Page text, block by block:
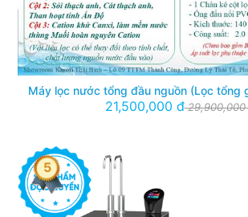
Máy lọc nước tổng đầu nguồn (Lọc tổng
21,500,000 đ29,900,000
5